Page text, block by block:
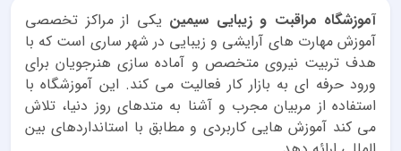
آموزشگاه مراقبت و زیبایی سیمین یکی از مراکز تخصصی
آموزش مهارت های آرایشی و زیبایی در شهر ساری است که با
هدف تربیت نیروی متخصص و آماده سازی هنرجویان برای
ورود حرفه ای به بازار کار فعالیت می کند. این آموزشگاه با
استفاده از مربیان مجرب و آشنا به متدهای روز دنیا، تلاش
می کند آموزش هایی کاربردی و مطابق با استانداردهای بین